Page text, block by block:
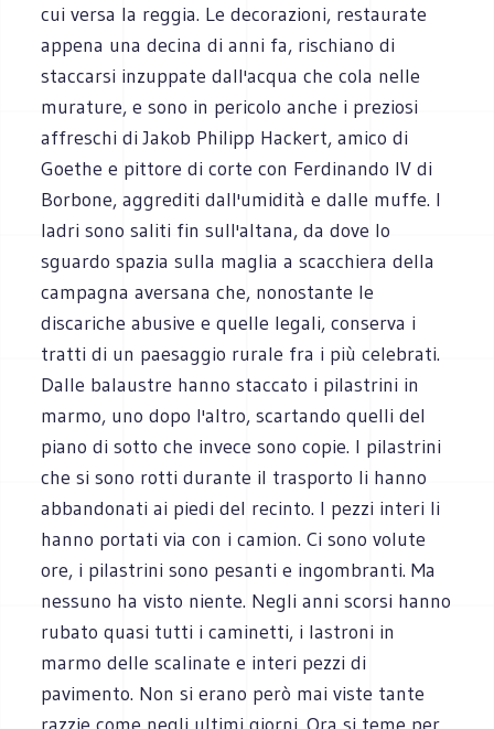
cui versa la reggia. Le decorazioni, restaurate
appena una decina di anni fa, rischiano di
staccarsi inzuppate dall'acqua che cola nelle
murature, e sono in pericolo anche i preziosi
affreschi di Jakob Philipp Hackert, amico di
Goethe e pittore di corte con Ferdinando IV di
Borbone, aggrediti dall'umidità e dalle muffe. I
ladri sono saliti fin sull'altana, da dove lo
sguardo spazia sulla maglia a scacchiera della
campagna aversana che, nonostante le
discariche abusive e quelle legali, conserva i
tratti di un paesaggio rurale fra i più celebrati.
Dalle balaustre hanno staccato i pilastrini in
marmo, uno dopo l'altro, scartando quelli del
piano di sotto che invece sono copie. I pilastrini
che si sono rotti durante il trasporto li hanno
abbandonati ai piedi del recinto. I pezzi interi li
hanno portati via con i camion. Ci sono volute
ore, i pilastrini sono pesanti e ingombranti. Ma
nessuno ha visto niente. Negli anni scorsi hanno
rubato quasi tutti i caminetti, i lastroni in
marmo delle scalinate e interi pezzi di
pavimento. Non si erano però mai viste tante